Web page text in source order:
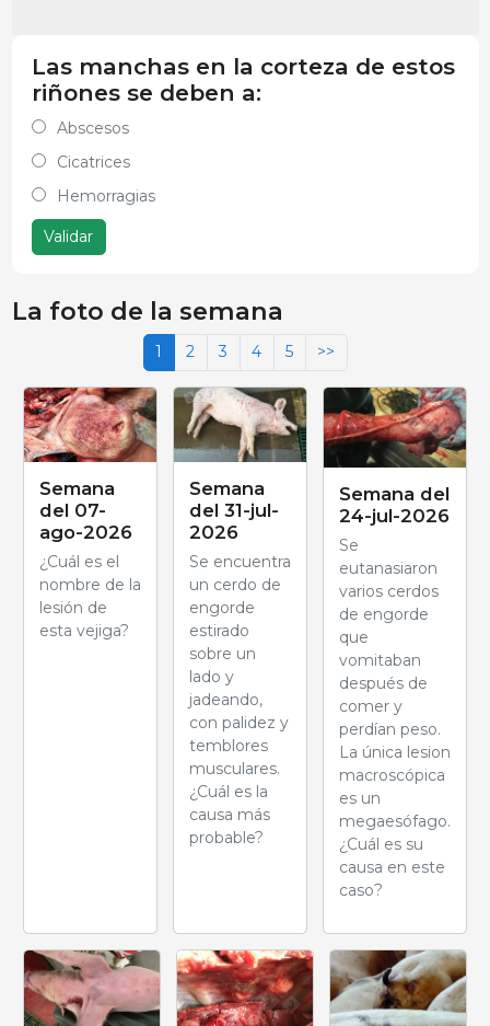
Las manchas en la corteza de estos
riñones se deben a:
Abscesos
Cicatrices
Hemorragias
Validar
La foto de la semana
1 2 3 4 5 >>
Semana
del 07-
ago-2026
¿Cuál es el
nombre de la
lesión de
esta vejiga?
Semana
del 31-jul-
2026
Se encuentra
un cerdo de
engorde
estirado
sobre un
lado y
jadeando,
con palidez y
temblores
musculares.
¿Cuál es la
causa más
probable?
Semana del
24-jul-2026
Se
eutanasiaron
varios cerdos
de engorde
que
vomitaban
después de
comer y
perdían peso.
La única lesion
macroscópica
es un
megaesófago.
¿Cuál es su
causa en este
caso?